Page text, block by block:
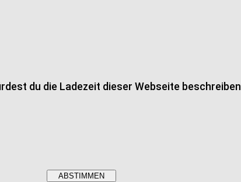
du die Ladezeit dieser Webseite beschreiben